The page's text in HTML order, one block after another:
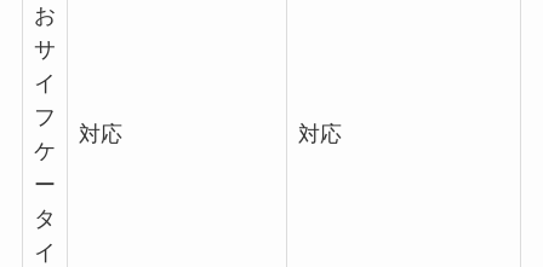
お
サ
イ
フ
ケ
ー
タ
イ
対応 対応